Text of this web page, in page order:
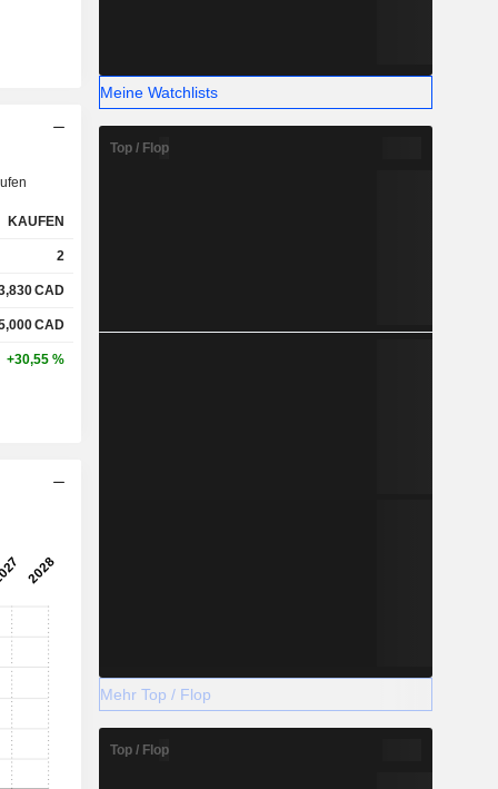
KAUFEN
2
CAD
CAD
+30,55 %
Meine Watchlists
Top / Flop
Mehr Top / Flop
Top / Flop